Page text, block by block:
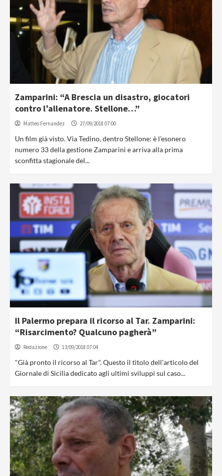
Zamparini: “A Brescia un disastro, giocatori
contro l’allenatore. Stellone…”
Matteo Fernandez 27/09/2018 07:00
Un film già visto. Via Tedino, dentro Stellone: è l'esonero
numero 33 della gestione Zamparini e arriva alla prima
sconfitta stagionale del...
Il Palermo prepara il ricorso al Tar. Zamparini:
“Risarcimento? Qualcuno pagherà”
Redazione 13/09/2018 07:04
"Già pronto il ricorso al Tar". Questo il titolo dell'articolo del
Giornale di Sicilia dedicato agli ultimi sviluppi sul caso...